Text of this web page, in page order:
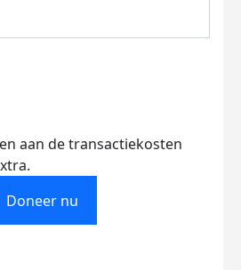
aan de transactiekosten
Doneer nu